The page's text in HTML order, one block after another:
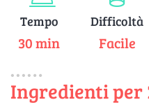
Tempo
30 min
Difficoltà
Facile
Ingredienti per